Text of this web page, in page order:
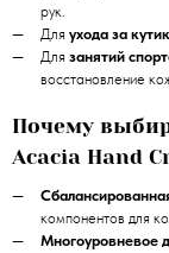
рук.
Для ухода за
Для занятий
восстановление
Почему
Acacia Hand
компонентов для
Многоуровневое